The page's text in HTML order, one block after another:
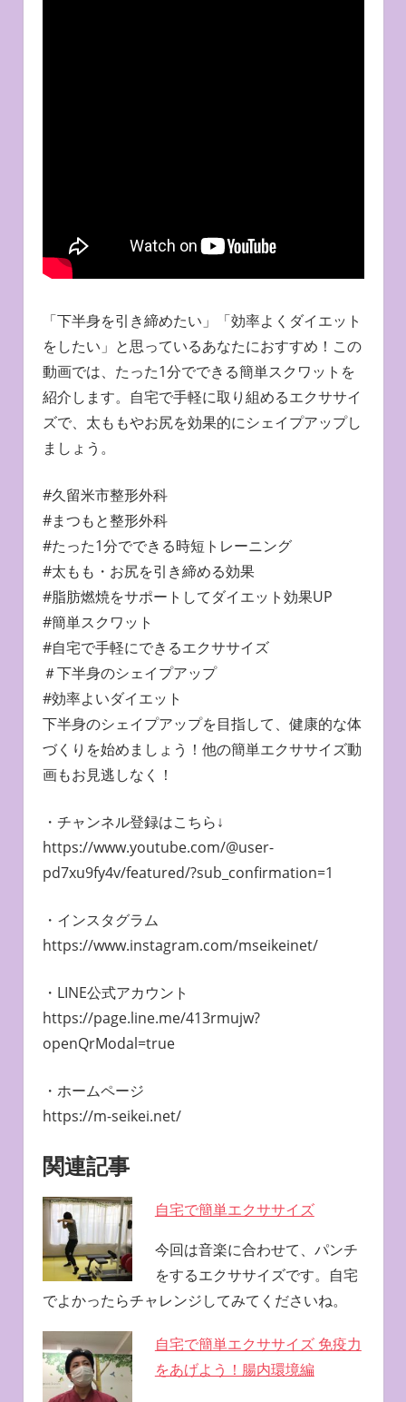
「下半身を引き締めたい」「効率よくダイエット
をしたい」と思っているあなたにおすすめ！この
動画では、たった1分でできる簡単スクワットを
紹介します。自宅で手軽に取り組めるエクササイ
ズで、太ももやお尻を効果的にシェイプアップし
ましょう。
#久留米市整形外科
#まつもと整形外科
#たった1分でできる時短トレーニング
#太もも・お尻を引き締める効果
#脂肪燃焼をサポートしてダイエット効果UP
#簡単スクワット
#自宅で手軽にできるエクササイズ
＃下半身のシェイプアップ
#効率よいダイエット
下半身のシェイプアップを目指して、健康的な体
づくりを始めましょう！他の簡単エクササイズ動
画もお見逃しなく！
・チャンネル登録はこちら↓
https://www.youtube.com/@user-
pd7xu9fy4v/featured/?sub_confirmation=1
・インスタグラム
https://www.instagram.com/mseikeinet/
・LINE公式アカウント
https://page.line.me/413rmujw?
openQrModal=true
・ホームページ
https://m-seikei.net/
関連記事
自宅で簡単エクササイズ
今回は音楽に合わせて、パンチ
をするエクササイズです。自宅
でよかったらチャレンジしてみてくださいね。
自宅で簡単エクササイズ 免疫力
をあげよう！腸内環境編